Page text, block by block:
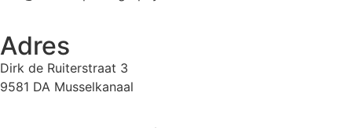
Adres
Dirk de Ruiterstraat 3
9581 DA Musselkanaal